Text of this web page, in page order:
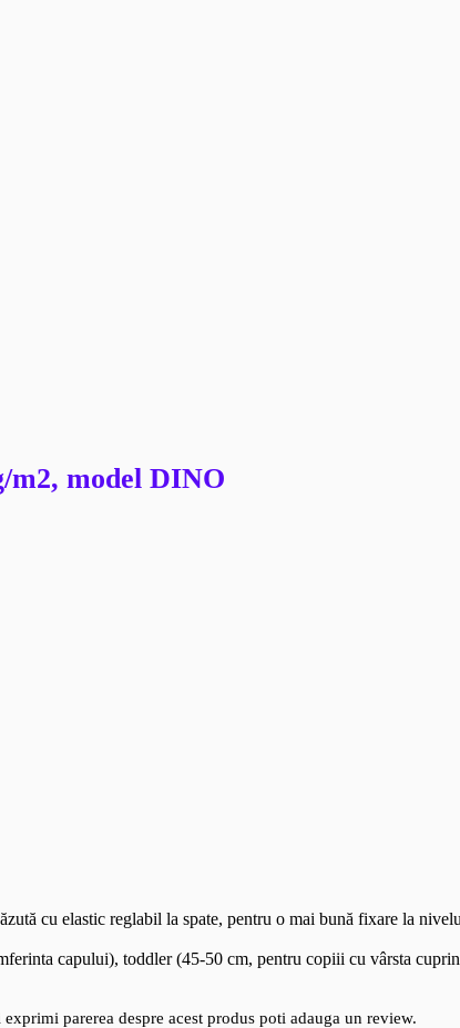
m2, model DINO
cu elastic reglabil la spate, pentru o mai bună fixare la
capului), toddler (45-50 cm, pentru copiii cu vârsta
parerea despre acest produs poti adauga un review.